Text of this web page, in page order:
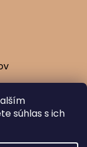
súhlas s ich